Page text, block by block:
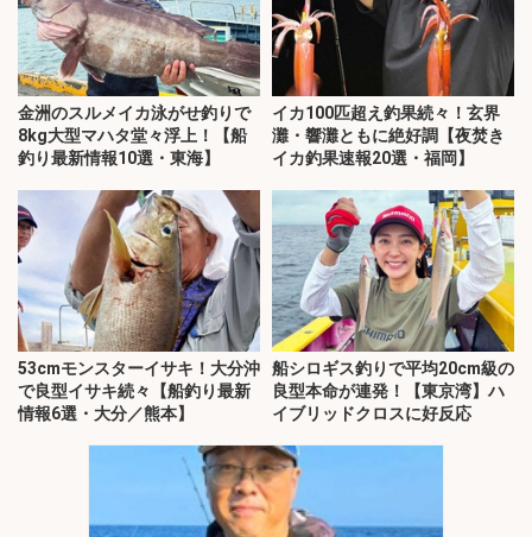
金洲のスルメイカ泳がせ釣りで
8kg大型マハタ堂々浮上！【船
釣り最新情報10選・東海】
イカ100匹超え釣果続々！玄界
灘・響灘ともに絶好調【夜焚き
イカ釣果速報20選・福岡】
53cmモンスターイサキ！大分沖
で良型イサキ続々【船釣り最新
情報6選・大分／熊本】
船シロギス釣りで平均20cm級の
良型本命が連発！【東京湾】ハ
イブリッドクロスに好反応